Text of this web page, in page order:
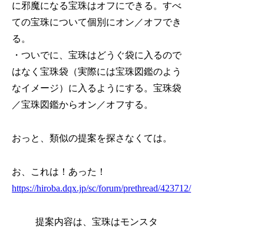
に邪魔になる宝珠はオフにできる。すべ
ての宝珠について個別にオン／オフでき
る。
・ついでに、宝珠はどうぐ袋に入るので
はなく宝珠袋（実際には宝珠図鑑のよう
なイメージ）に入るようにする。宝珠袋
／宝珠図鑑からオン／オフする。
おっと、類似の提案を探さなくては。
お、これは！あった！
https://hiroba.dqx.jp/sc/forum/prethread/423712/
提案内容は、宝珠はモンスタ